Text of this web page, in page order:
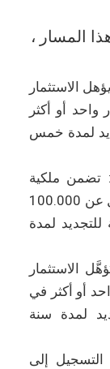
المسار ،
الاستثمار
في عقار واحد أو أكثر
لمدة خمس
تضمن ملكية
العقارات في مصر ، بقيمة تراكمية لا تقل عن 100.000
للتجديد لمدة
الاستثمار
عقار واحد أو أكثر في
لمدة سنة
إلى